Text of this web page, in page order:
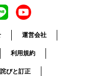
運営会社
利用規約
びと訂正